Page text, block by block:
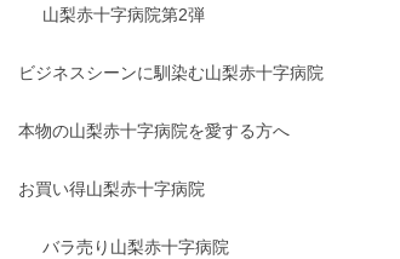
山梨赤十字病院第2弾
ビジネスシーンに馴染む山梨赤十字病院
本物の山梨赤十字病院を愛する方へ
お買い得山梨赤十字病院
バラ売り山梨赤十字病院